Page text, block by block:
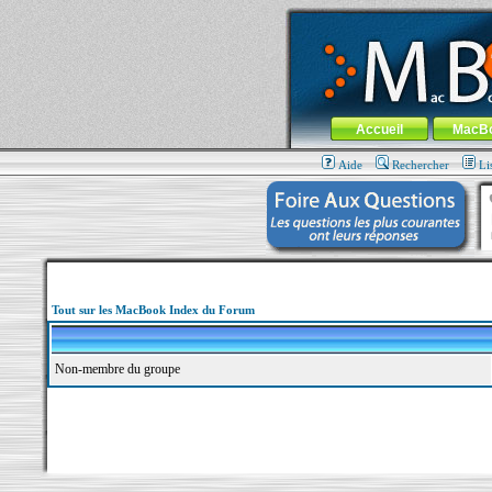
MacBook-fr.com : 100% Apple... 100%
Aller au contenu-Aller au menu
Menu général
Accueil
Aide Rechercher
Tout sur les MacBook Index du Forum
Non-membre du groupe